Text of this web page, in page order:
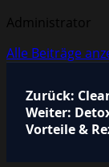
Administrator
Alle Beiträge
Zurück:
Weiter:
Vorteile &